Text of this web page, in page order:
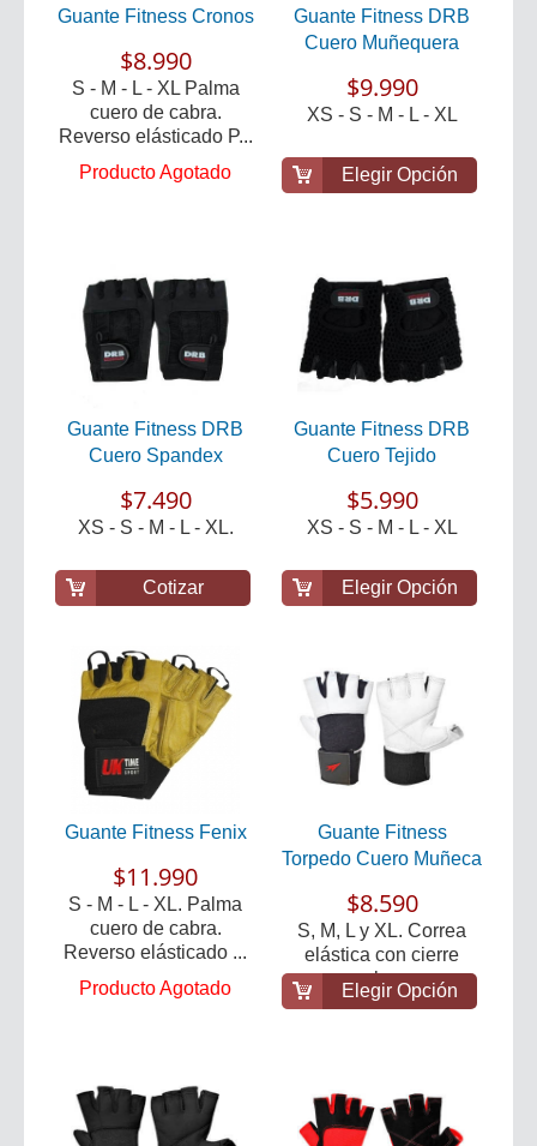
Guante Fitness Cronos
$8.990
S - M - L - XL Palma
cuero de cabra.
Reverso elásticado P...
Producto Agotado
Guante Fitness DRB
Cuero Muñequera
$9.990
XS - S - M - L - XL
Elegir Opción
Guante Fitness DRB
Cuero Spandex
$7.490
XS - S - M - L - XL.
Cotizar
Guante Fitness DRB
Cuero Tejido
$5.990
XS - S - M - L - XL
Elegir Opción
Guante Fitness Fenix
$11.990
S - M - L - XL. Palma
cuero de cabra.
Reverso elásticado ...
Producto Agotado
Guante Fitness
Torpedo Cuero Muñeca
$8.590
S, M, L y XL. Correa
elástica con cierre
velcro.
Elegir Opción